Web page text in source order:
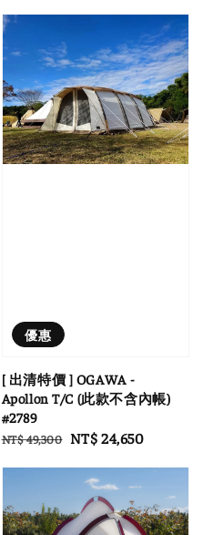
優惠
[ 出清特價 ] OGAWA -
Apollon T/C (此款不含內帳)
#2789
Regular
NT$ 49,300 Sale
NT$ 24,650